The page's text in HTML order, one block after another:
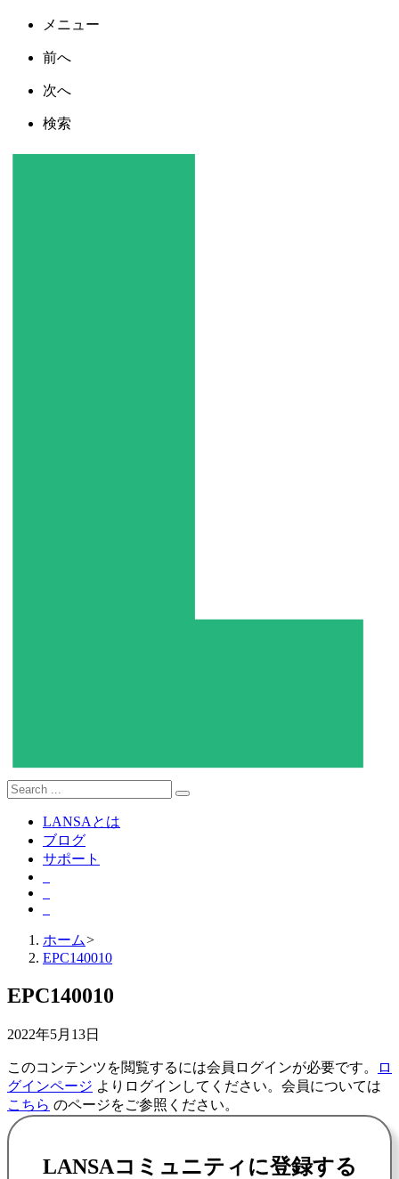
メニュー
前へ
次へ
検索
LANSAとは
ブログ
サポート
ホーム>
EPC140010
EPC140010
2022年5月13日
このコンテンツを閲覧するには会員ログインが必要です。
ロ
グインページ よりログインしてください。会員については
こちら のページをご参照ください。
LANSAコミュニティに登録する